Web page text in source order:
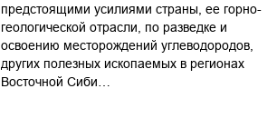
предстоящими усилиями страны, ее горно-
геологической отрасли, по разведке и
освоению месторождений углеводородов,
других полезных ископаемых в регионах
Восточной Сиби…